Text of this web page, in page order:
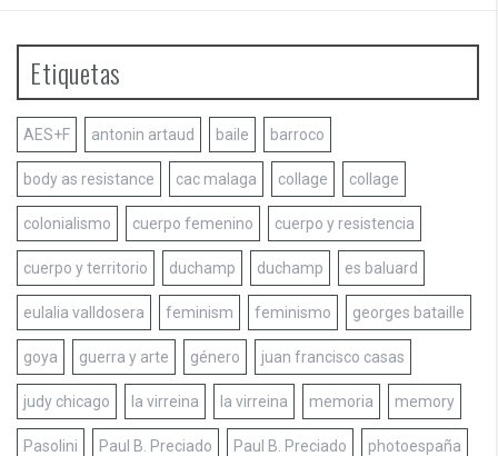
Etiquetas
AES+F antonin artaud baile barroco
body as resistance cac malaga collage collage
colonialismo cuerpo femenino cuerpo y resistencia
cuerpo y territorio duchamp duchamp es baluard
eulalia valldosera feminism feminismo georges bataille
goya guerra y arte género juan francisco casas
judy chicago la virreina la virreina memoria memory
Pasolini Paul B. Preciado Paul B. Preciado photoespaña